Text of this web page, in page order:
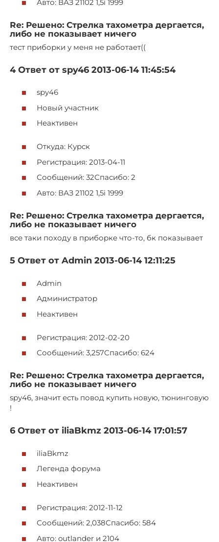
Авто: ВАЗ 21102 1,5i 1999
Re: Решено: Стрелка тахометра дергается,
либо не показывает ничего
тест приборки у меня не работает((
4 Ответ от spy46 2013-06-14 11:45:54
spy46
Новый участник
Неактивен
Откуда: Курск
Регистрация: 2013-04-11
Сообщений: 32Спасибо: 2
Авто: ВАЗ 21102 1,5i 1999
Re: Решено: Стрелка тахометра дергается,
либо не показывает ничего
все таки походу в приборке что-то, бк показывает
5 Ответ от Admin 2013-06-14 12:11:25
Admin
Администратор
Неактивен
Регистрация: 2012-02-20
Сообщений: 3,257Спасибо: 624
Re: Решено: Стрелка тахометра дергается,
либо не показывает ничего
spy46, значит есть повод купить новую, тюнинговую
!
6 Ответ от iliaBkmz 2013-06-14 17:01:57
iliaBkmz
Легенда форума
Неактивен
Регистрация: 2012-11-12
Сообщений: 2,038Спасибо: 584
Авто: outlander и 2104